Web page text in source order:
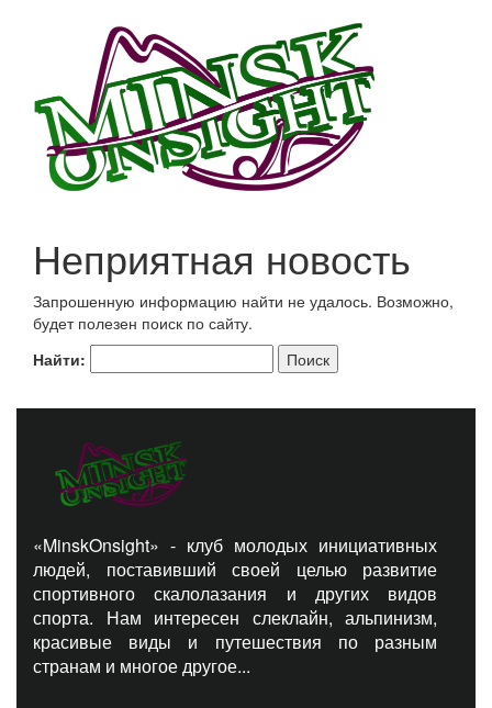
Неприятная новость
Запрошенную информацию найти не удалось. Возможно,
будет полезен поиск по сайту.
Найти:
«MinskOnsight» - клуб молодых инициативных
людей, поставивший своей целью развитие
спортивного скалолазания и других видов
спорта. Нам интересен слеклайн, альпинизм,
красивые виды и путешествия по разным
странам и многое другое...